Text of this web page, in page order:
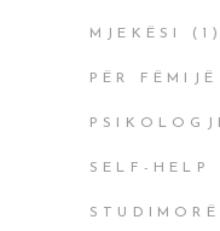
MJEKËSI (1)
PËR FËMIJË
PSIKOLOGJI
SELF-HELP
STUDIMORË